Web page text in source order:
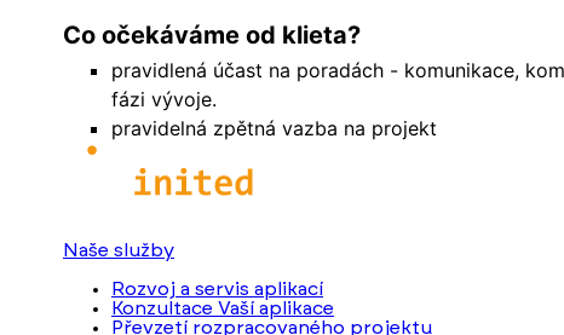
Co očekáváme od klieta?
pravidlená účast na poradách - komunikace,
fázi vývoje.
pravidelná zpětná vazba na projekt
Naše služby
Rozvoj a servis aplikací
Konzultace Vaší aplikace
Převzetí rozpracovaného projektu